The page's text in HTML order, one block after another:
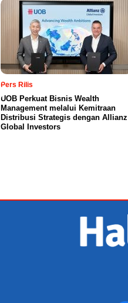
Pers Rilis
UOB Perkuat Bisnis Wealth
Management melalui Kemitraan
Distribusi Strategis dengan Allianz
Global Investors